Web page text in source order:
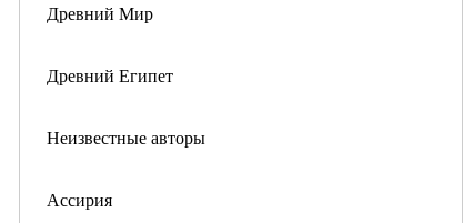
Древний Мир
Древний Египет
Неизвестные авторы
Ассирия